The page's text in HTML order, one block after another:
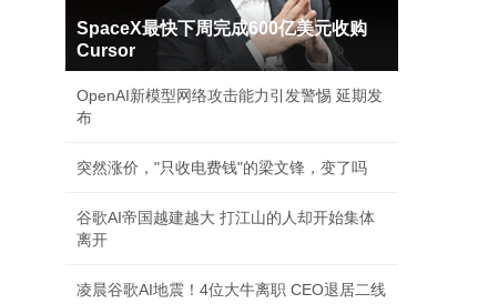
SpaceX最快下周完成600亿美元收购
Cursor
OpenAI新模型网络攻击能力引发警惕 延期发
布
突然涨价，"只收电费钱"的梁文锋，变了吗
谷歌AI帝国越建越大 打江山的人却开始集体
离开
凌晨谷歌AI地震！4位大牛离职 CEO退居二线